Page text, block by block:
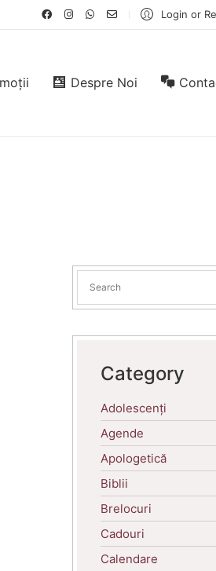
Login or
Despre Noi
Category
Adolescenți
Agende
Apologetică
Biblii
Brelocuri
Cadouri
Calendare